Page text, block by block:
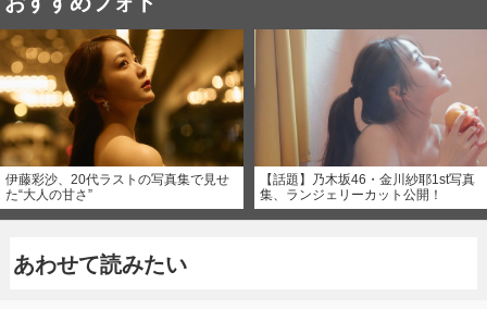
伊藤彩沙、20代ラストの写真集で見せ
た“大人の甘さ”
【話題】乃木坂46・金川紗耶1st写真
集、ランジェリーカット公開！
あわせて読みたい